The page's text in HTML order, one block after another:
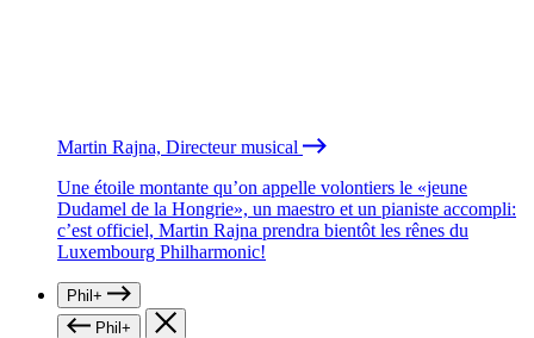
Martin Rajna, Directeur musical
Une étoile montante qu’on appelle volontiers le «jeune
Dudamel de la Hongrie», un maestro et un pianiste accompli:
c’est officiel, Martin Rajna prendra bientôt les rênes du
Luxembourg Philharmonic!
Phil+
Phil+